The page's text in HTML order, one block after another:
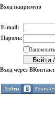
Вход напрямую
E-mail:
Пароль:
Вход через